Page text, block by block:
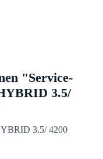
"Service-
3.5/
3.5/ 4200